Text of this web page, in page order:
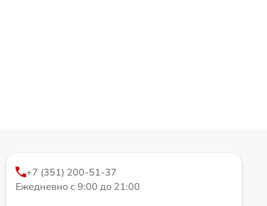
+7 (351) 200-51-37
Ежедневно с 9:00 до 21:00